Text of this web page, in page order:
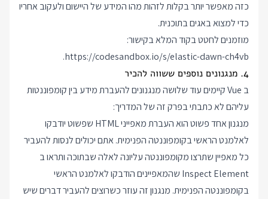
כזה מאפשר יותר בקלות לזהות מהו המידע של היישום ולעקוב אחריו
כדי למצוא באגים בתוכנית.
מוזמנים לחטט בקוד המלא בקישור:
https://codesandbox.io/s/elastic-dawn-ch4vb
.
4. מנגנונים נוספים ששווה להכיר
ב Vue קיימים עוד שלושה מנגנונים להעברת מידע בין קומפוננטות
עליהם לא כתבתי בפרק זה של המדריך:
מנגנון אחד פשוט הוא העברת מאפייני HTML שפשוט יודבקו
לאלמנט הראשי בקומפוננטה הפנימית. אתם יכולים לנסות להעביר
כל מאפיין שתרצו מקומפוננטה עליונה לאלה שבתוכה ותראו ב
Inspect Element שהמאפיינים הודבקו לאלמנט הראשי
בקומפוננטה הפנימית. מנגנון זה עוזר כשרוצים להעביר דברים שיש